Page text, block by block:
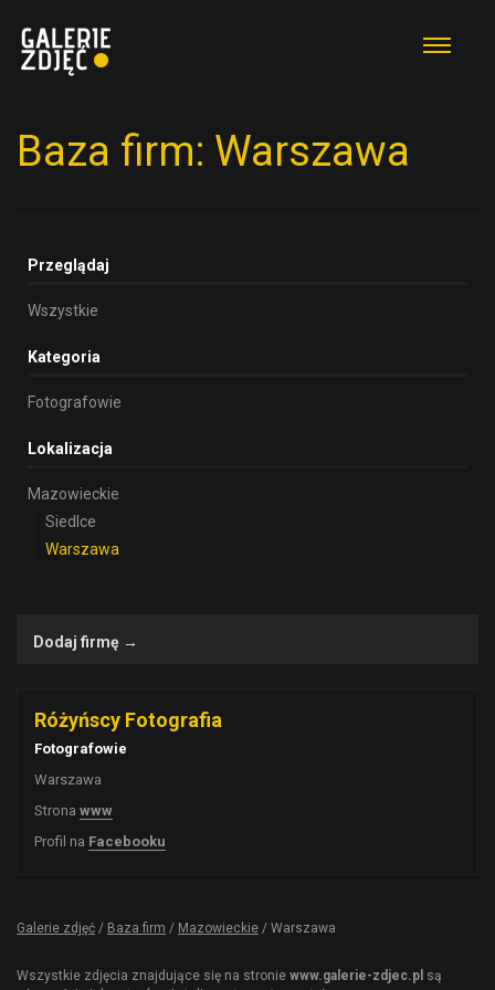
Baza firm: Warszawa
Przeglądaj
Wszystkie
Kategoria
Fotografowie
Lokalizacja
Mazowieckie
Siedlce
Warszawa
Dodaj firmę →
Różyńscy Fotografia
Fotografowie
Warszawa
Strona www
Profil na Facebooku
Galerie zdjęć / Baza firm / Mazowieckie / Warszawa
Wszystkie zdjęcia znajdujące się na stronie www.galerie-zdjec.pl są